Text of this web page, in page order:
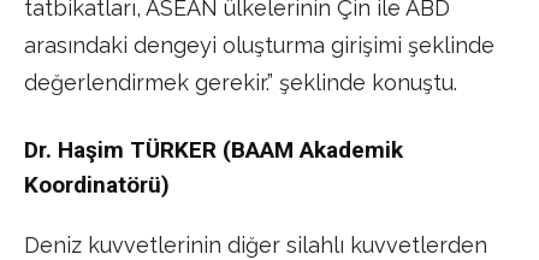
tatbikatları, ASEAN ülkelerinin Çin ile ABD
arasındaki dengeyi oluşturma girişimi şeklinde
değerlendirmek gerekir.” şeklinde konuştu.
Dr. Haşim TÜRKER (BAAM Akademik
Koordinatörü)
Deniz kuvvetlerinin diğer silahlı kuvvetlerden